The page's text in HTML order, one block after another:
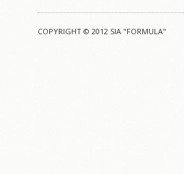
COPYRIGHT © 2012 SIA "FORMULA"